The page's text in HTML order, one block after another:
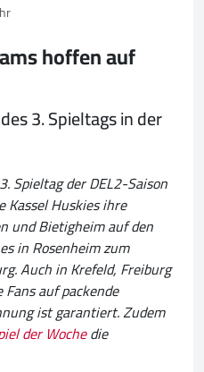
hoffen auf
3. Spieltags in der
Spieltag der DEL2-Saison
Huskies ihre
und Bietigheim auf den
in Rosenheim zum
Auch in Krefeld, Freiburg
auf packende
ist garantiert. Zudem
der Wochedie